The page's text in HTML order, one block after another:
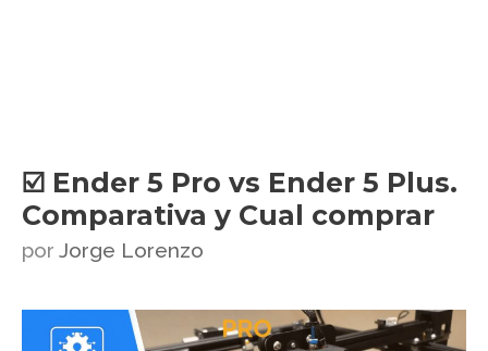
☑️ Ender 5 Pro vs Ender 5 Plus.
Comparativa y Cual comprar
por Jorge Lorenzo